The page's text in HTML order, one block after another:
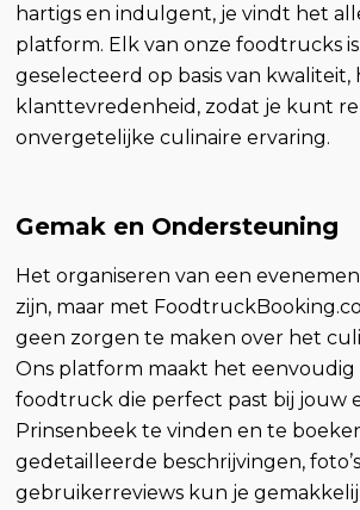
hartigs en indulgent, je vindt het
platform. Elk van onze foodtrucks
geselecteerd op basis van kwaliteit,
klanttevredenheid, zodat je kunt
onvergetelijke culinaire ervaring.
Gemak en Ondersteuning
Het organiseren van een
zijn, maar met
geen zorgen te maken over het
Ons platform maakt het eenvoudig
foodtruck die perfect past bij jouw
Prinsenbeek te vinden en te
gedetailleerde beschrijvingen,
gebruikerreviews kun je